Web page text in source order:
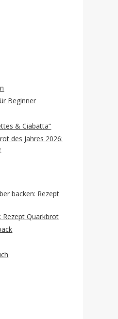
Beginner
& Ciabatta“
des Jahres 2026:
backen: Rezept
Rezept Quarkbrot